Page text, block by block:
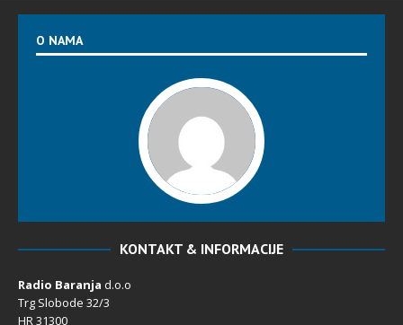
O NAMA
KONTAKT & INFORMACIJE
Radio Baranja d.o.o
Trg Slobode 32/3
HR 31300